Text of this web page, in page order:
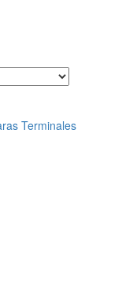
Terminales